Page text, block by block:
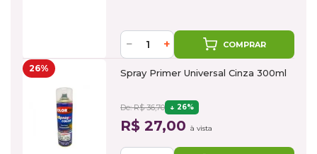
− + COMPRAR
26% Spray Primer Universal Cinza 300ml
De: R$ 36,70 26%
R$ 27,00 à vista